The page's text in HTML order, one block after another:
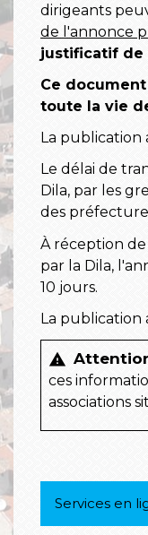
dirigeants
de l'annonce
justificatif de
Ce
toute la vie
La publication
Le délai de
Dila, par les
des
À réception
par la Dila,
10 jours.
La publication
warning
ces
associations
Services en